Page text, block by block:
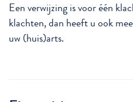
Een verwijzing is voor één
klachten, dan heeft u ook
uw (huis)arts.